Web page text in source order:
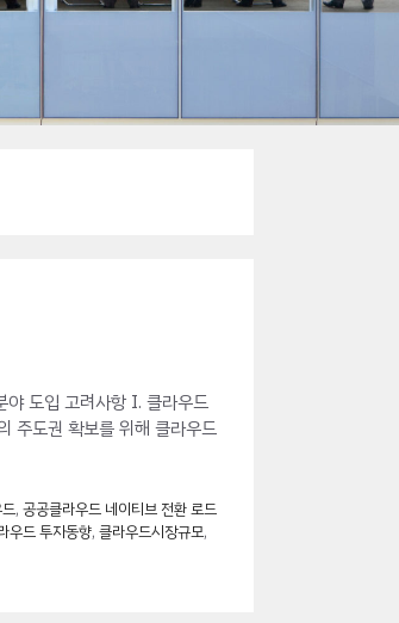
도입 고려사항 I. 클라우드
주도권 확보를 위해 클라우드
,공공클라우드 네이티브 전환 로드
우드 투자동향, 클라우드시장규모,